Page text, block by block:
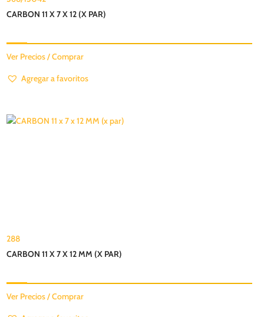
CARBON 11 X 7 X 12 (X PAR)
Ver Precios / Comprar
Agregar a favoritos
288
CARBON 11 X 7 X 12 MM (X PAR)
Ver Precios / Comprar